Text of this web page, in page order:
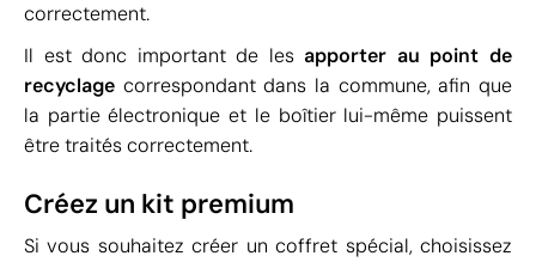
correctement.
Il est donc important de les apporter au point de
recyclage correspondant dans la commune, afin que
la partie électronique et le boîtier lui-même puissent
être traités correctement.
Créez un kit premium
Si vous souhaitez créer un coffret spécial, choisissez